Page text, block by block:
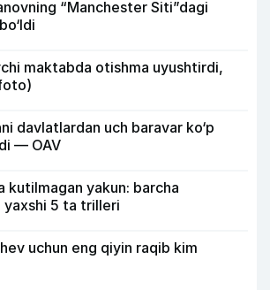
“Manchester Siti”dagi
maktabda otishma uyushtirdi,
davlatlardan uch baravar ko‘p
— OAV
kutilmagan yakun: barcha
yaxshi 5 ta trilleri
uchun eng qiyin raqib kim